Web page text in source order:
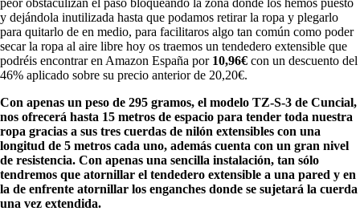
y dejándola inutilizada hasta que podamos retirar la ropa y plegarlo
para quitarlo de en medio, para facilitaros algo tan común como poder
secar la ropa al aire libre hoy os traemos un tendedero extensible que
podréis encontrar en Amazon España por 10,96€ con un descuento del
46% aplicado sobre su precio anterior de 20,20€.
Con apenas un peso de 295 gramos, el modelo TZ-S-3 de Cuncial,
nos ofrecerá hasta 15 metros de espacio para tender toda nuestra
ropa gracias a sus tres cuerdas de nilón extensibles con una
longitud de 5 metros cada uno, además cuenta con un gran nivel
de resistencia. Con apenas una sencilla instalación, tan sólo
tendremos que atornillar el tendedero extensible a una pared y en
la de enfrente atornillar los enganches donde se sujetará la cuerda
una vez extendida.